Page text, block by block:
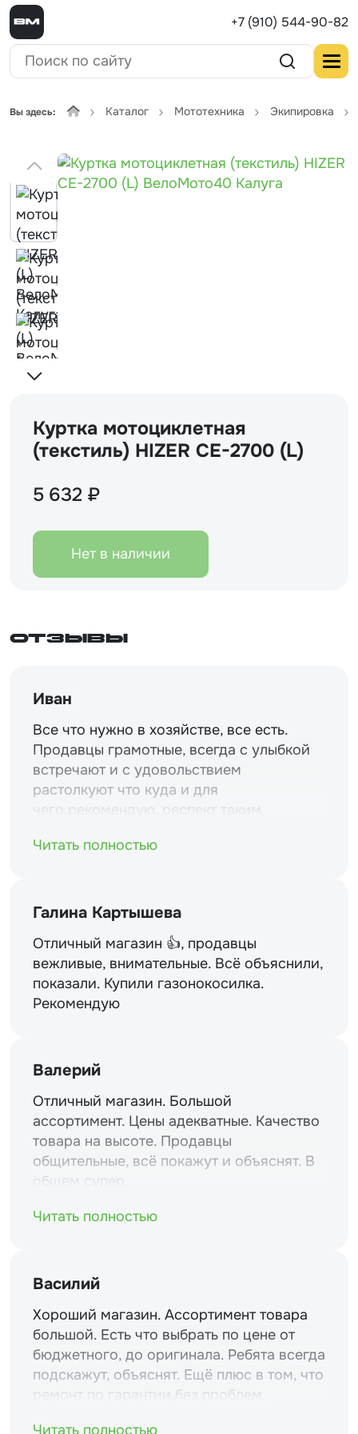
+7 (910) 544-90-82
Вы здесь: Каталог Мототехника Экипировка
Куртка мотоциклетная
(текстиль) HIZER CE-2700 (L)
5 632 ₽
Нет в наличии
Отзывы
Иван
Все что нужно в хозяйстве, все есть.
Продавцы грамотные, всегда с улыбкой
встречают и с удовольствием
растолкуют что куда и для
чего.рекомендую. респект таким
Читать полностью
Галина Картышева
Отличный магазин 👍, продавцы
вежливые, внимательные. Всё объяснили,
показали. Купили газонокосилка.
Рекомендую
Валерий
Отличный магазин. Большой
ассортимент. Цены адекватные. Качество
товара на высоте. Продавцы
общительные, всё покажут и объяснят. В
общем супер.
Читать полностью
Василий
Хороший магазин. Ассортимент товара
большой. Есть что выбрать по цене от
бюджетного, до оригинала. Ребята всегда
подскажут, объяснят. Ещё плюс в том, что
ремонт по гарантии без проблем.
Читать полностью